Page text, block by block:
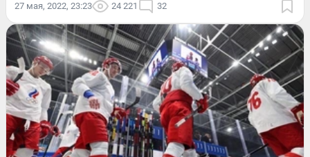
27 мая, 2022, 23:23 24 221 32